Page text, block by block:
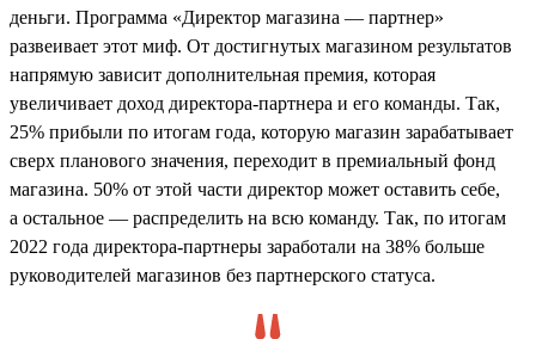
деньги. Программа «Директор магазина — партнер»
развеивает этот миф. От достигнутых магазином результатов
напрямую зависит дополнительная премия, которая
увеличивает доход директора-партнера и его команды. Так,
25% прибыли по итогам года, которую магазин зарабатывает
сверх планового значения, переходит в премиальный фонд
магазина. 50% от этой части директор может оставить себе,
а остальное — распределить на всю команду. Так, по итогам
2022 года директора-партнеры заработали на 38% больше
руководителей магазинов без партнерского статуса.